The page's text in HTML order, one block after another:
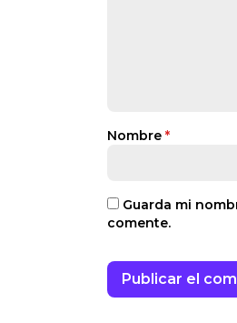
Nombre *
Guarda mi
comente.